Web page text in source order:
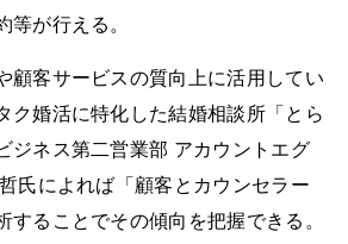
等が行える。
顧客サービスの質向上に活用してい
ク婚活に特化した結婚相談所「とら
ジネス第二営業部 アカウントエグ
氏によれば「顧客とカウンセラー
することでその傾向を把握できる。